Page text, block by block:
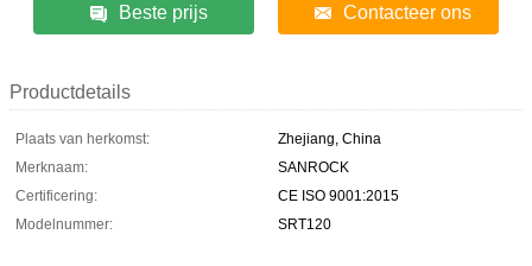
Beste prijs Contacteer ons
Productdetails
Plaats van herkomst:
Zhejiang, China
Merknaam:
SANROCK
Certificering:
CE ISO 9001:2015
Modelnummer:
SRT120